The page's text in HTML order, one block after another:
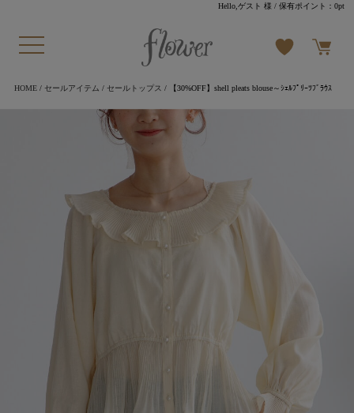
Hello,ゲスト 様 / 保有ポイント：0pt
HOME/ セールアイテム / セールトップス / 【30%OFF】shell pleats blouse～ｼｪﾙﾌﾟﾘｰﾂﾌﾞﾗｳｽ